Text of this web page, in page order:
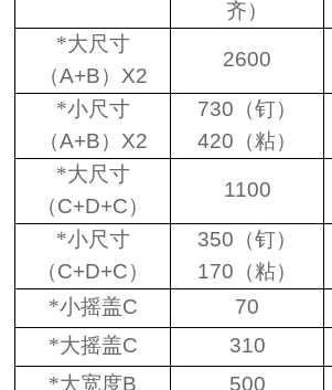
齐）
*大尺寸
（A+B） X2
2600
*小尺寸
（A+B） X2
730 （钉）
420 （粘）
*大尺寸
（C+D+C）
1100
*小尺寸
（C+D+C）
350 （钉）
170 （粘）
*小摇盖C 70
*大摇盖C 310
*大宽度B 500